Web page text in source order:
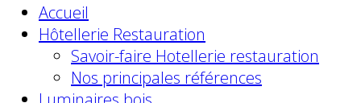
Accueil
Hôtellerie Restauration
Savoir-faire Hotellerie restauration
Nos principales références